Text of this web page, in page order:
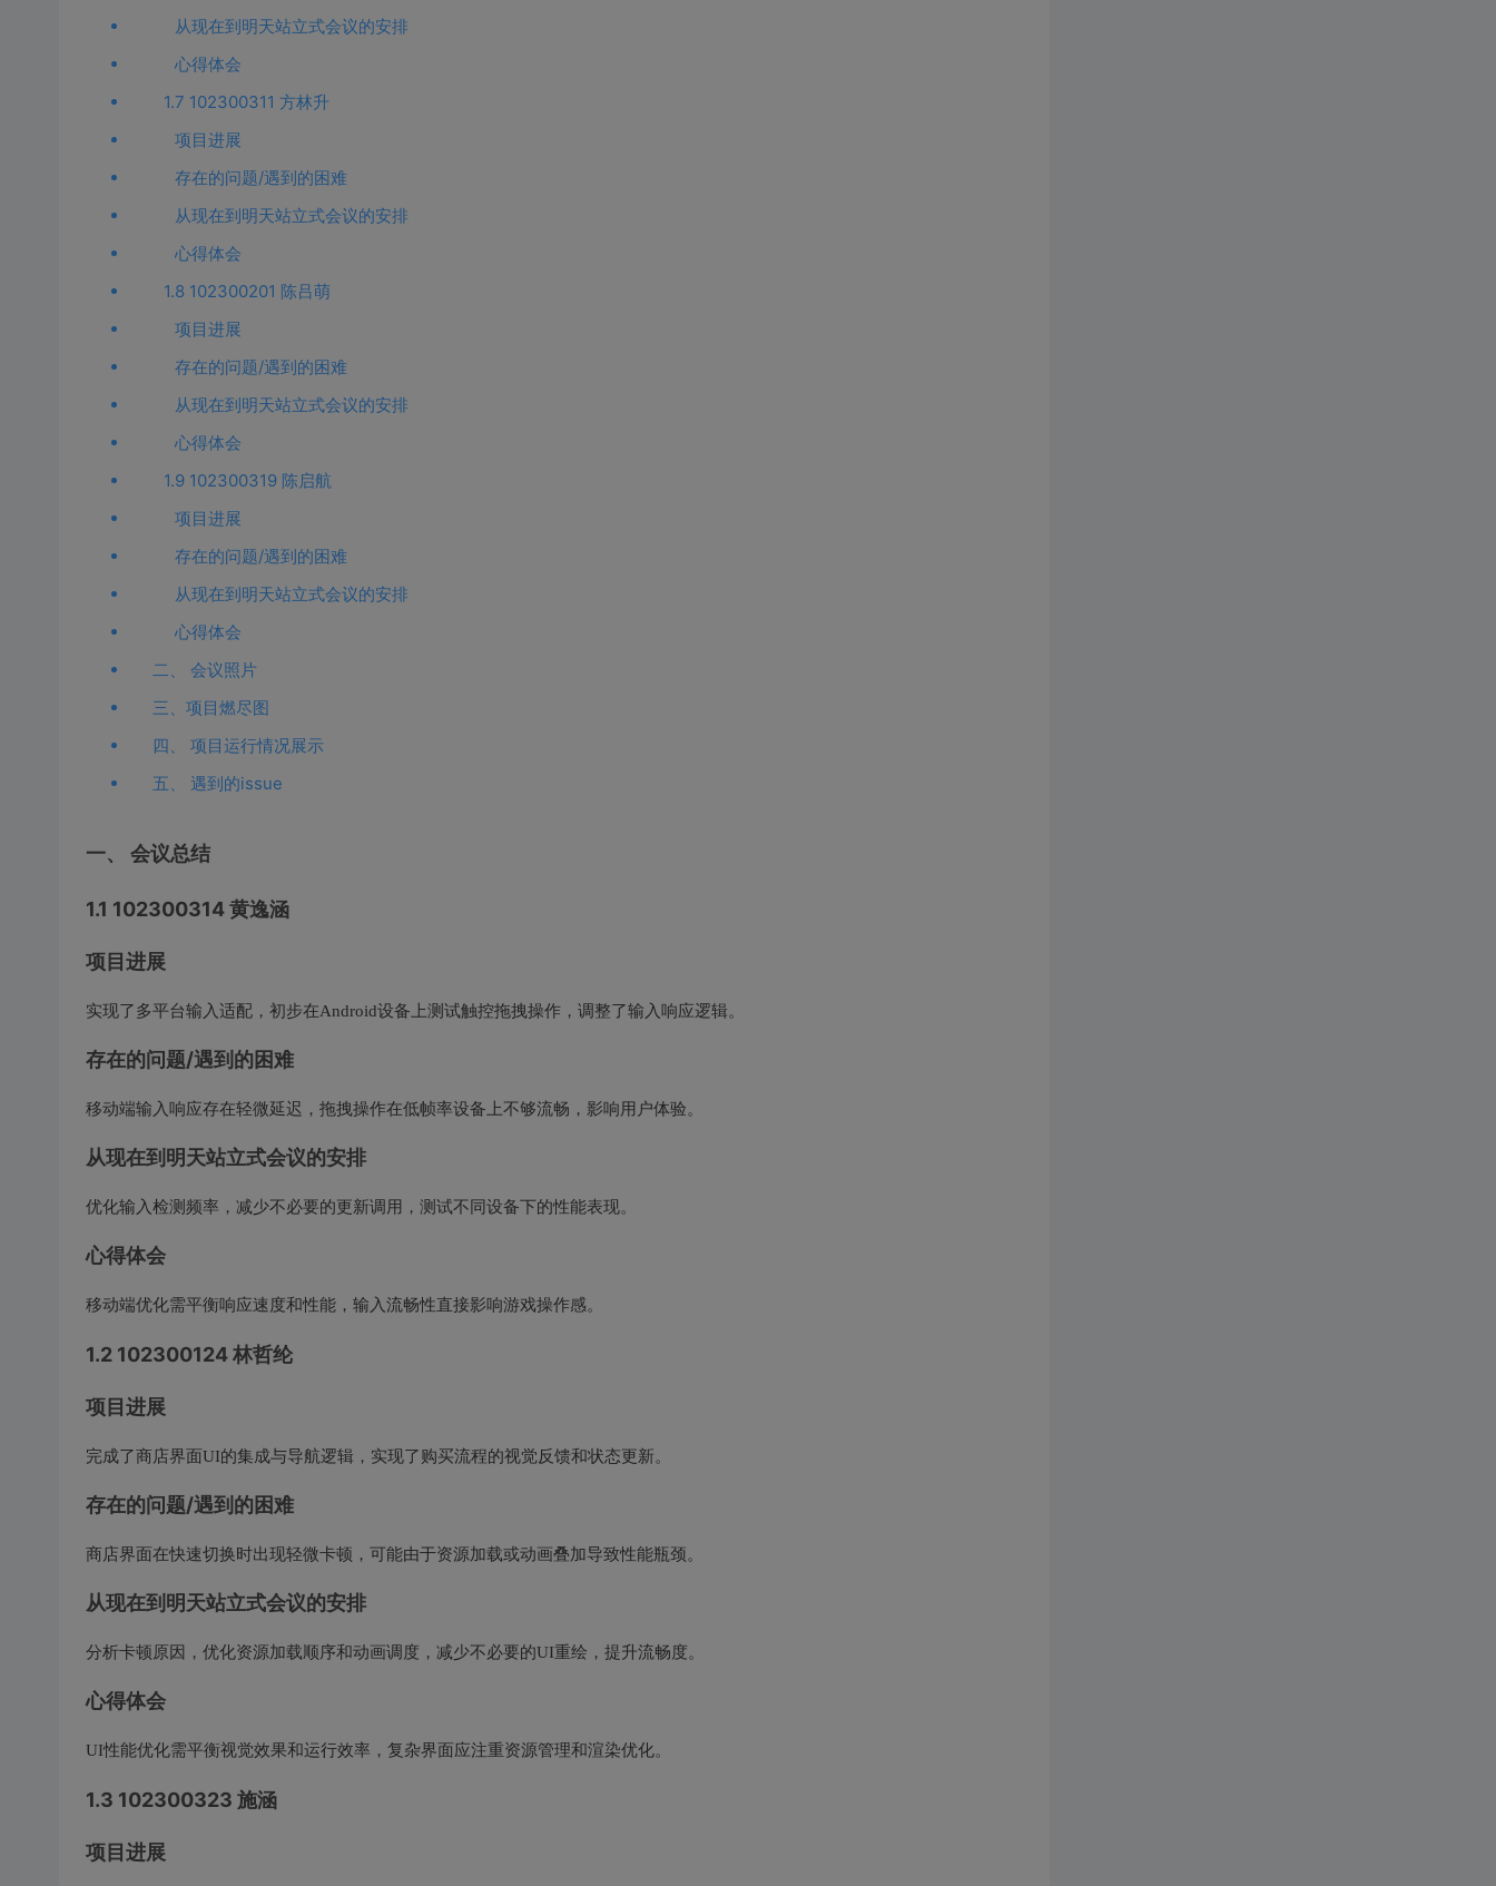
从现在到明天站立式会议的安排
心得体会
1.7 102300311 方林升
项目进展
存在的问题/遇到的困难
从现在到明天站立式会议的安排
心得体会
1.8 102300201 陈吕萌
项目进展
存在的问题/遇到的困难
从现在到明天站立式会议的安排
心得体会
1.9 102300319 陈启航
项目进展
存在的问题/遇到的困难
从现在到明天站立式会议的安排
心得体会
二、 会议照片
三、项目燃尽图
四、 项目运行情况展示
五、 遇到的issue
一、 会议总结
1.1 102300314 黄逸涵
项目进展
实现了多平台输入适配，初步在Android设备上测试触控拖拽操作，调整了输入响应逻辑。
存在的问题/遇到的困难
移动端输入响应存在轻微延迟，拖拽操作在低帧率设备上不够流畅，影响用户体验。
从现在到明天站立式会议的安排
优化输入检测频率，减少不必要的更新调用，测试不同设备下的性能表现。
心得体会
移动端优化需平衡响应速度和性能，输入流畅性直接影响游戏操作感。
1.2 102300124 林哲纶
项目进展
完成了商店界面UI的集成与导航逻辑，实现了购买流程的视觉反馈和状态更新。
存在的问题/遇到的困难
商店界面在快速切换时出现轻微卡顿，可能由于资源加载或动画叠加导致性能瓶颈。
从现在到明天站立式会议的安排
分析卡顿原因，优化资源加载顺序和动画调度，减少不必要的UI重绘，提升流畅度。
心得体会
UI性能优化需平衡视觉效果和运行效率，复杂界面应注重资源管理和渲染优化。
1.3 102300323 施涵
项目进展